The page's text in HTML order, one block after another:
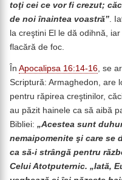
toţi cei ce vor fi crezut;
de noi înaintea voastră”.
la creştini El le dă odihnă,
flacără de foc.
În Apocalipsa 16:14-16 , se
Scriptură: Armaghedon, are
pentru răpirea creştinilor,
au păzit hainele ca să aibă
Bibliei: „Acestea sunt
nemaipomenite şi care se
ca să-i strângă pentru
Celui Atotputernic. „Iată,